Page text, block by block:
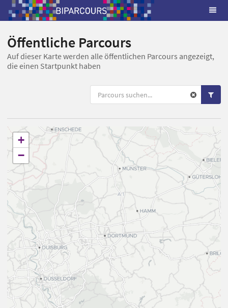
Öffentliche Parcours
Auf dieser Karte werden alle öffentlichen Parcours angezeigt,
die einen Startpunkt haben
+
−